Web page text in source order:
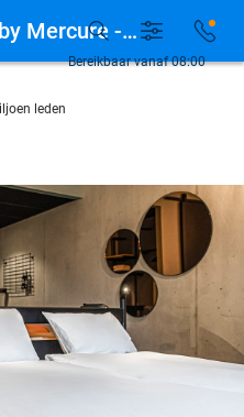
beschikbaar
leden
beschikbaar
leden
Bereikbaar vanaf 08:00
Experience Center